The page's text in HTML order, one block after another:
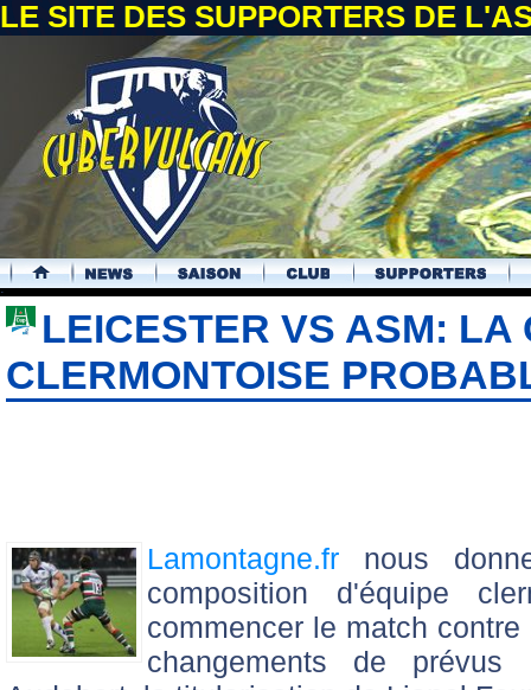
LE SITE DES SUPPORTERS DE
.
LEICESTER VS ASM: LA
CLERMONTOISE
Lamontagne.fr nous
composition d'équipe
commencer le match
changements de